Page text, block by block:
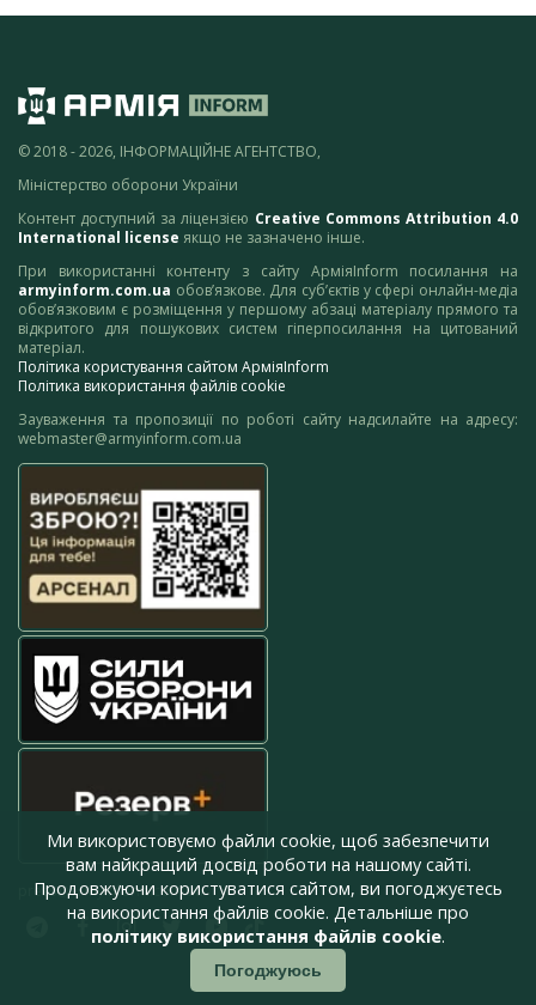
© 2018 - 2026, ІНФОРМАЦІЙНЕ АГЕНТСТВО,
Міністерство оборони України
Контент доступний за ліцензією Creative Commons Attribution 4.0
International license якщо не зазначено інше.
При використанні контенту з сайту АрміяInform посилання на
armyinform.com.ua обов’язкове. Для суб’єктів у сфері онлайн-медіа
обов’язковим є розміщення у першому абзаці матеріалу прямого та
відкритого для пошукових систем гіперпосилання на цитований
матеріал.
Політика користування сайтом АрміяInform
Політика використання файлів cookie
Зауваження та пропозиції по роботі сайту надсилайте на адресу:
webmaster@armyinform.com.ua
press@armyinform.com.ua
Ми використовуємо файли cookie, щоб забезпечити
вам найкращий досвід роботи на нашому сайті.
Продовжуючи користуватися сайтом, ви погоджуєтесь
на використання файлів cookie. Детальніше про
політику використання файлів cookie.
Погоджуюсь